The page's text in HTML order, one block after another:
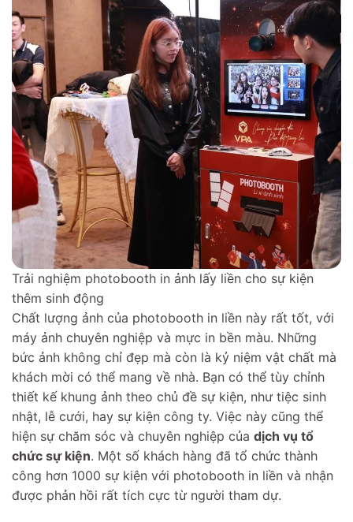
Trải nghiệm photobooth in ảnh lấy liền cho sự kiện
thêm sinh động
Chất lượng ảnh của photobooth in liền này rất tốt, với
máy ảnh chuyên nghiệp và mực in bền màu. Những
bức ảnh không chỉ đẹp mà còn là kỷ niệm vật chất mà
khách mời có thể mang về nhà. Bạn có thể tùy chỉnh
thiết kế khung ảnh theo chủ đề sự kiện, như tiệc sinh
nhật, lễ cưới, hay sự kiện công ty. Việc này cũng thể
hiện sự chăm sóc và chuyên nghiệp của dịch vụ tổ
chức sự kiện. Một số khách hàng đã tổ chức thành
công hơn 1000 sự kiện với photobooth in liền và nhận
được phản hồi rất tích cực từ người tham dự.